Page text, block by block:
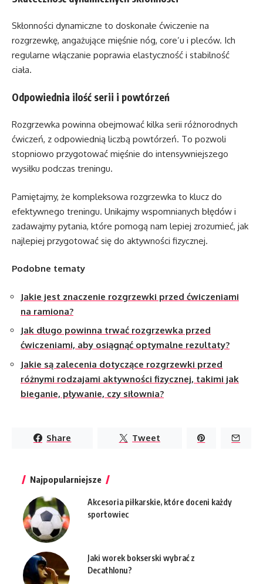
Skłonności dynamiczne to doskonałe ćwiczenie na
rozgrzewkę, angażujące mięśnie nóg, core’u i pleców. Ich
regularne włączanie poprawia elastyczność i stabilność
ciała.
Odpowiednia ilość serii i powtórzeń
Rozgrzewka powinna obejmować kilka serii różnorodnych
ćwiczeń, z odpowiednią liczbą powtórzeń. To pozwoli
stopniowo przygotować mięśnie do intensywniejszego
wysiłku podczas treningu.
Pamiętajmy, że kompleksowa rozgrzewka to klucz do
efektywnego treningu. Unikajmy wspomnianych błędów i
zadawajmy pytania, które pomogą nam lepiej zrozumieć, jak
najlepiej przygotować się do aktywności fizycznej.
Podobne tematy
Jakie jest znaczenie rozgrzewki przed ćwiczeniami
na ramiona?
Jak długo powinna trwać rozgrzewka przed
ćwiczeniami, aby osiągnąć optymalne rezultaty?
Jakie są zalecenia dotyczące rozgrzewki przed
różnymi rodzajami aktywności fizycznej, takimi jak
bieganie, pływanie, czy siłownia?
Share Tweet
Najpopularniejsze
Akcesoria piłkarskie, które doceni każdy
sportowiec
Jaki worek bokserski wybrać z
Decathlonu?